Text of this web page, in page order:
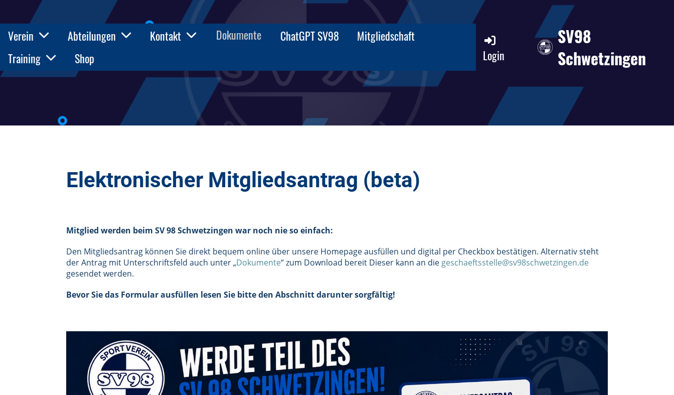
Verein Abteilungen Kontakt Dokumente ChatGPT SV98
Mitgliedschaft
Training
Shop Login
SV98
Schwetzingen
Elektronischer Mitgliedsantrag (beta)
Mitglied werden beim SV 98 Schwetzingen war noch nie so einfach:
Den Mitgliedsantrag können Sie direkt bequem online über unsere Homepage ausfüllen und digital per Checkbox bestätigen. Alternativ steht
der Antrag mit Unterschriftsfeld auch unter „Dokumente“ zum Download bereit Dieser kann an die geschaeftsstelle@sv98schwetzingen.de
gesendet werden.
Bevor Sie das Formular ausfüllen lesen Sie bitte den Abschnitt darunter sorgfältig!